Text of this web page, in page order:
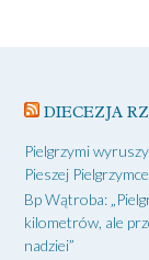
DIECEZJA
Pielgrzymi
Pieszej Pielgrzymce
Bp Wątroba:
kilometrów, ale
nadziei”